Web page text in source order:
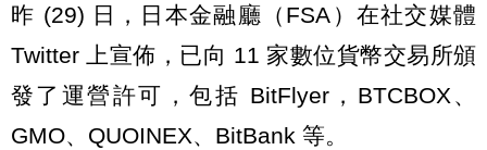
昨 (29) 日，日本金融廳（FSA）在社交媒體
Twitter 上宣佈，已向 11 家數位貨幣交易所頒
發了運營許可，包括 BitFlyer，BTCBOX、
GMO、QUOINEX、BitBank 等。